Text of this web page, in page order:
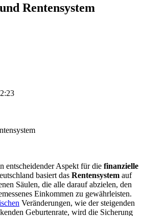
Rentensystem
entscheidender Aspekt für die finanzielle
basiert das Rentensystem auf
Säulen, die alle darauf abzielen, den
Einkommen zu gewährleisten.
Veränderungen, wie der steigenden
Geburtenrate, wird die Sicherung